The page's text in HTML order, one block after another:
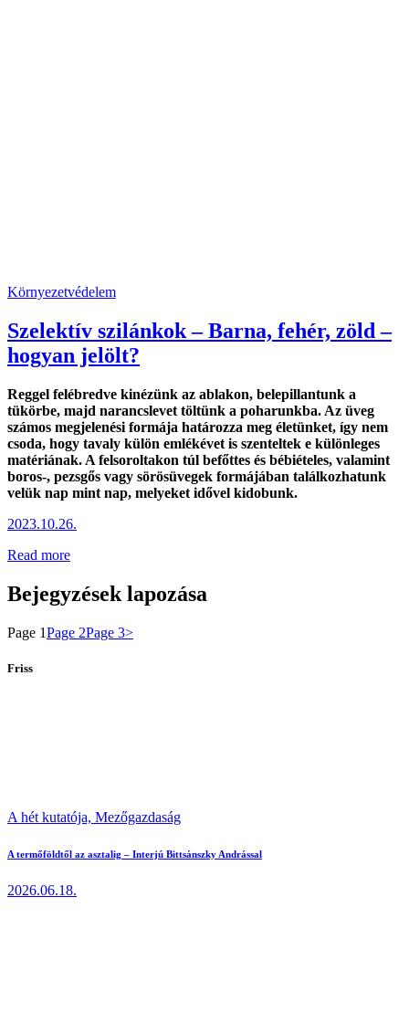
Környezetvédelem
Szelektív szilánkok – Barna, fehér, zöld –
hogyan jelölt?
Reggel felébredve kinézünk az ablakon, belepillantunk a
tükörbe, majd narancslevet töltünk a poharunkba. Az üveg
számos megjelenési formája határozza meg életünket, így nem
csoda, hogy tavaly külön emlékévet is szenteltek e különleges
matériának. A felsoroltakon túl befőttes és bébiételes, valamint
boros-, pezsgős vagy sörösüvegek formájában találkozhatunk
velük nap mint nap, melyeket idővel kidobunk.
2023.10.26.
Read more
Bejegyzések lapozása
Page 1Page 2Page 3>
Friss
A hét kutatója, Mezőgazdaság
A termőföldtől az asztalig – Interjú Bittsánszky Andrással
2026.06.18.